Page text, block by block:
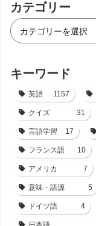
カテゴリー
キーワード
英語 1157
クイズ 31
言語学習 17
フランス語 10
アメリカ 7
意味・語源 5
ドイツ語 4